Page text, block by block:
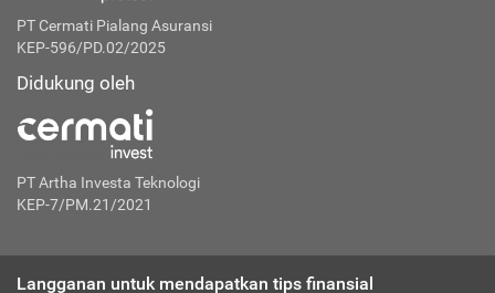
PT Cermati Pialang Asuransi
KEP-596/PD.02/2025
Didukung oleh
PT Artha Investa Teknologi
KEP-7/PM.21/2021
Langganan untuk mendapatkan tips finansial